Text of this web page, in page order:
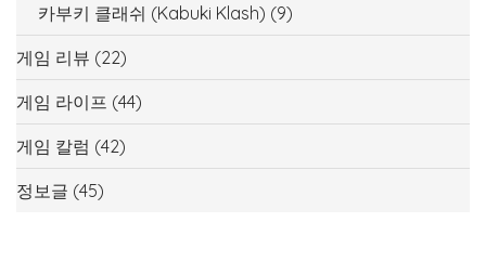
카부키 클래쉬 (Kabuki Klash) (9)
게임 리뷰 (22)
게임 라이프 (44)
게임 칼럼 (42)
정보글 (45)